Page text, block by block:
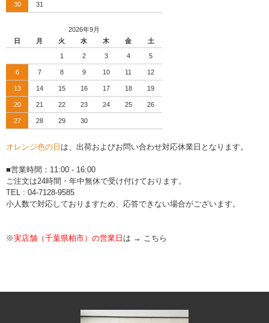
30 31
2026年9月
日
月 火 水 木 金 土
1 2 3 4 5
6 7 8 9 10 11 12
13 14 15 16 17 18 19
20 21 22 23 24 25 26
27 28 29 30
オレンジ色の日 は、出荷およびお問い合わせ対応休業日となります。
■営業時間：11:00 - 16:00
ご注文は24時間・年中無休で受け付けております。
TEL : 04-7128-9585
小人数で対応しておりますため、応答できない場合がございます。
※実店舗（千葉県柏市）の営業日 は → こちら